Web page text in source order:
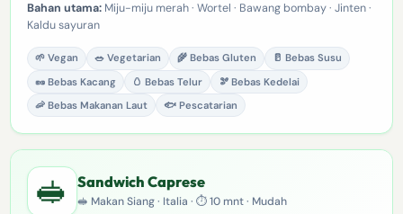
Bahan utama:Miju-miju merah · Wortel · Bawang bombay · Jinten ·
Kaldu sayuran
🌱 Vegan 🥗 Vegetarian 🌾 Bebas Gluten
🥛 Bebas Susu
🥜 Bebas Kacang
🥚 Bebas Telur
🫘 Bebas Kedelai
🦐 Bebas Makanan Laut
🐟 Pescatarian
🥪 Sandwich Caprese
🥪 Makan Siang · Italia · ⏱ 10 mnt · Mudah